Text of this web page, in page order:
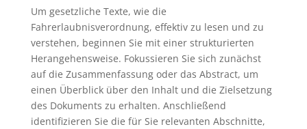
Um gesetzliche Texte, wie die
Fahrerlaubnisverordnung, effektiv zu lesen und zu
verstehen, beginnen Sie mit einer strukturierten
Herangehensweise. Fokussieren Sie sich zunächst
auf die Zusammenfassung oder das Abstract, um
einen Überblick über den Inhalt und die Zielsetzung
des Dokuments zu erhalten. Anschließend
identifizieren Sie die für Sie relevanten Abschnitte,